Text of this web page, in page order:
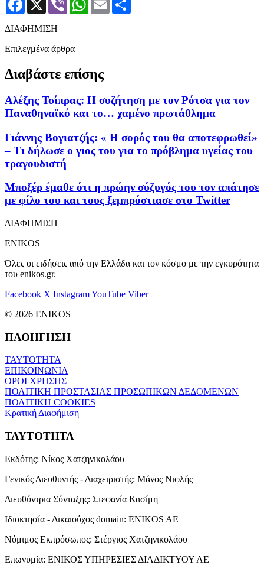
ΔΙΑΦΗΜΙΣΗ
Επιλεγμένα άρθρα
Διαβάστε επίσης
Αλέξης Τσίπρας: Η συζήτηση με τον Ρότσα για τον
Παναθηναϊκό και το… χαμένο πρωτάθλημα
Γιάννης Βογιατζής: « Η σορός του θα αποτεφρωθεί»
– Τι δήλωσε ο γιος του για το πρόβλημα υγείας του
τραγουδιστή
Μποξέρ έμαθε ότι η πρώην σύζυγός του τον απάτησε
με φίλο του και τους ξεμπρόστιασε στο Twitter
ΔΙΑΦΗΜΙΣΗ
ENIKOS
Όλες οι ειδήσεις από την Ελλάδα και τον κόσμο με την εγκυρότητα
του enikos.gr.
Facebook X InstagramYouTube Viber
© 2026 ENIKOS
ΠΛΟΗΓΗΣΗ
ΤΑΥΤΟΤΗΤΑ
ΕΠΙΚΟΙΝΩΝΙΑ
ΟΡΟΙ ΧΡΗΣΗΣ
ΠΟΛΙΤΙΚΗ ΠΡΟΣΤΑΣΙΑΣ ΠΡΟΣΩΠΙΚΩΝ ΔΕΔΟΜΕΝΩΝ
ΠΟΛΙΤΙΚΗ COOKIES
Κρατική Διαφήμιση
ΤΑΥΤΟΤΗΤΑ
Εκδότης: Νίκος Χατζηνικολάου
Γενικός Διευθυντής - Διαχειριστής: Μάνος Νιφλής
Διευθύντρια Σύνταξης: Στεφανία Κασίμη
Ιδιοκτησία - Δικαιούχος domain: ENIKOS AE
Νόμιμος Εκπρόσωπος: Στέργιος Χατζηνικολάου
Επωνυμία: ΕΝΙΚΟΣ ΥΠΗΡΕΣΙΕΣ ΔΙΑΔΙΚΤΥΟΥ ΑΕ